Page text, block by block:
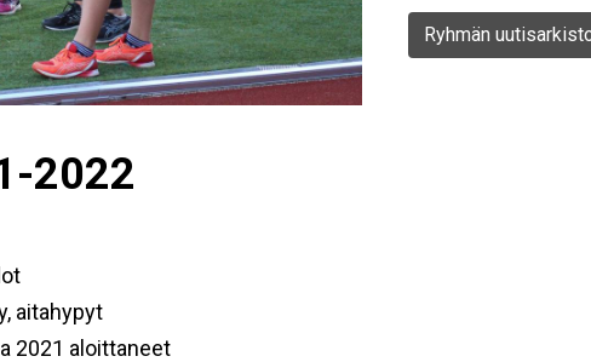
2022
aitahypyt
2021 aloittaneet
Ryhmän